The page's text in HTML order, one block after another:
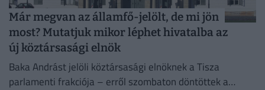
Már megvan az államfő-jelölt, de mi jön
most? Mutatjuk mikor léphet hivatalba az
új köztársasági elnök
Baka Andrást jelöli köztársasági elnöknek a Tisza
parlamenti frakciója – erről szombaton döntöttek a